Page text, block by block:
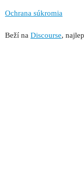
Ochrana súkromia
Beží na Discourse,